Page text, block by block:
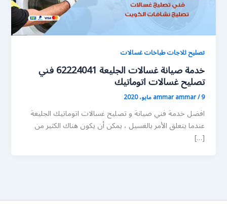
تصليح ثلاجات طباخات غسالات
خدمة صيانة غسالات الجليعة 62224041 فني
تصليح غسالات اتوماتيك
ammar ammar/9 مايو، 2020
افضل خدمة فني صيانة و تصليح غسالات اتوماتيك الجليعة
عندما يتعلق الأمر بالغسيل ، يمكن أن يكون هناك الكثير من
[…]